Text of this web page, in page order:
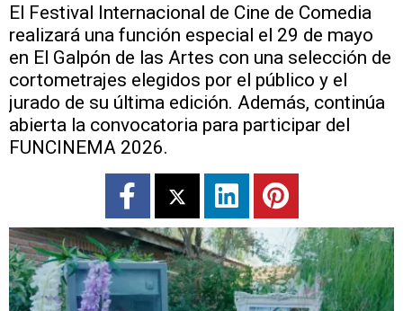
El Festival Internacional de Cine de Comedia
realizará una función especial el 29 de mayo
en El Galpón de las Artes con una selección de
cortometrajes elegidos por el público y el
jurado de su última edición. Además, continúa
abierta la convocatoria para participar del
FUNCINEMA 2026.